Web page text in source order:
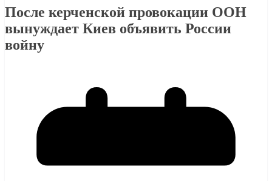
После керченской провокации ООН
вынуждает Киев объявить России
войну